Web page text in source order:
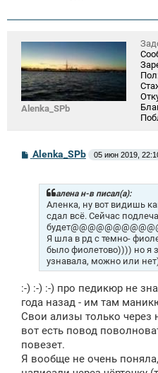
и
Alenka_SPb
С
Alenka_SPb 05 июн 2019,
алена н-в писал(а):
Аленка, ну вот видишь
сдал всё. Сейчас
Я шла в рд с темно-
было фиолетово)))) но я
узнавала, можно или
:-) :-) :-) про педикюр не
года назад - им там
Свои ализы только через
вот есть повод
повезет.
Я вообще не очень